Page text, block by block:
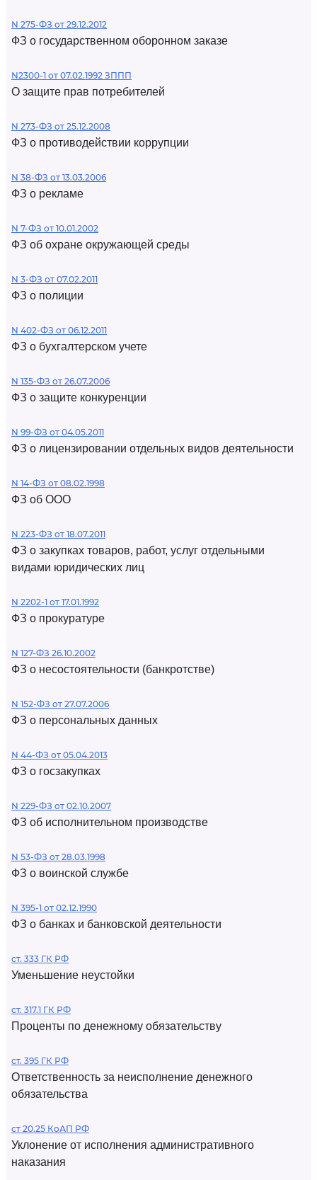
N 275-ФЗ от 29.12.2012
ФЗ о государственном оборонном заказе
N2300-1 от 07.02.1992 ЗППП
О защите прав потребителей
N 273-ФЗ от 25.12.2008
ФЗ о противодействии коррупции
N 38-ФЗ от 13.03.2006
ФЗ о рекламе
N 7-ФЗ от 10.01.2002
ФЗ об охране окружающей среды
N 3-ФЗ от 07.02.2011
ФЗ о полиции
N 402-ФЗ от 06.12.2011
ФЗ о бухгалтерском учете
N 135-ФЗ от 26.07.2006
ФЗ о защите конкуренции
N 99-ФЗ от 04.05.2011
ФЗ о лицензировании отдельных видов деятельности
N 14-ФЗ от 08.02.1998
ФЗ об ООО
N 223-ФЗ от 18.07.2011
ФЗ о закупках товаров, работ, услуг отдельными
видами юридических лиц
N 2202-1 от 17.01.1992
ФЗ о прокуратуре
N 127-ФЗ 26.10.2002
ФЗ о несостоятельности (банкротстве)
N 152-ФЗ от 27.07.2006
ФЗ о персональных данных
N 44-ФЗ от 05.04.2013
ФЗ о госзакупках
N 229-ФЗ от 02.10.2007
ФЗ об исполнительном производстве
N 53-ФЗ от 28.03.1998
ФЗ о воинской службе
N 395-1 от 02.12.1990
ФЗ о банках и банковской деятельности
ст. 333 ГК РФ
Уменьшение неустойки
ст. 317.1 ГК РФ
Проценты по денежному обязательству
ст. 395 ГК РФ
Ответственность за неисполнение денежного
обязательства
ст 20.25 КоАП РФ
Уклонение от исполнения административного
наказания